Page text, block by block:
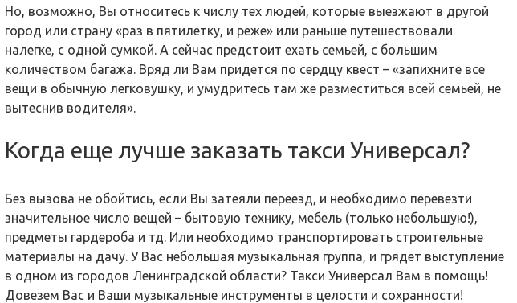
Но, возможно, Вы относитесь к числу тех людей, которые выезжают в другой
город или страну «раз в пятилетку, и реже» или раньше путешествовали
налегке, с одной сумкой. А сейчас предстоит ехать семьей, с большим
количеством багажа. Вряд ли Вам придется по сердцу квест – «запихните все
вещи в обычную легковушку, и умудритесь там же разместиться всей семьей, не
вытеснив водителя».
Когда еще лучше заказать такси Универсал?
Без вызова не обойтись, если Вы затеяли переезд, и необходимо перевезти
значительное число вещей – бытовую технику, мебель (только небольшую!),
предметы гардероба и тд. Или необходимо транспортировать строительные
материалы на дачу. У Вас небольшая музыкальная группа, и грядет выступление
в одном из городов Ленинградской области? Такси Универсал Вам в помощь!
Довезем Вас и Ваши музыкальные инструменты в целости и сохранности!